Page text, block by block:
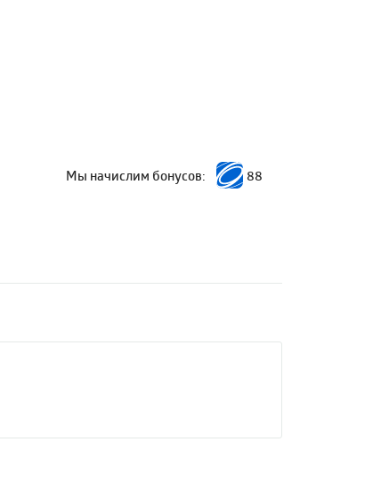
Мы начислим бонусов: 88